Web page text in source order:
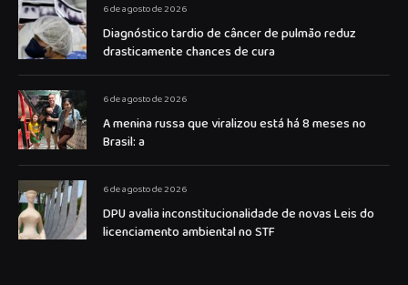
6 de agosto de 2026
Diagnóstico tardio de câncer de pulmão reduz
drasticamente chances de cura
6 de agosto de 2026
A menina russa que viralizou está há 8 meses no
Brasil: a
6 de agosto de 2026
DPU avalia inconstitucionalidade de novas Leis do
licenciamento ambiental no STF